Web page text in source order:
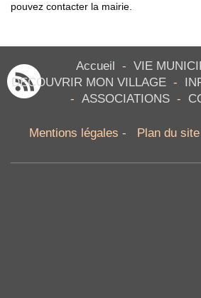
pouvez contacter la mairie.
Accueil - VIE
DECOUVRIR MON VILLAGE -
- ASSOCIATIONS -
Mentions légales - Plan du site